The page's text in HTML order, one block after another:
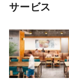
サービス